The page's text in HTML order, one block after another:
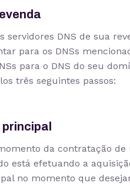
servidores DNS de sua
para os DNSs
para o DNS do seu
três seguintes passos:
principal
da contratação de
está efetuando a
no momento que